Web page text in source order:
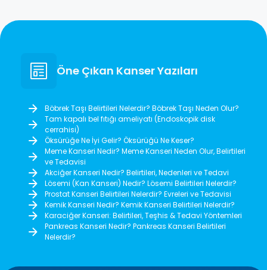
Öne Çıkan Kanser Yazıları
Böbrek Taşı Belirtileri Nelerdir? Böbrek Taşı Neden Olur?
Tam kapalı bel fıtığı ameliyatı (Endoskopik disk
cerrahisi)
Öksürüğe Ne İyi Gelir? Öksürüğü Ne Keser?
Meme Kanseri Nedir? Meme Kanseri Neden Olur, Belirtileri
ve Tedavisi
Akciğer Kanseri Nedir? Belirtileri, Nedenleri ve Tedavi
Lösemi (Kan Kanseri) Nedir? Lösemi Belirtileri Nelerdir?
Prostat Kanseri Belirtileri Nelerdir? Evreleri ve Tedavisi
Kemik Kanseri Nedir? Kemik Kanseri Belirtileri Nelerdir?
Karaciğer Kanseri: Belirtileri, Teşhis & Tedavi Yöntemleri
Pankreas Kanseri Nedir? Pankreas Kanseri Belirtileri
Nelerdir?